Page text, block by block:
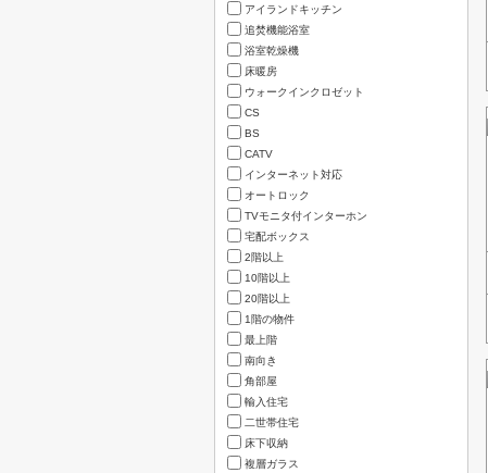
アイランドキッチン
追焚機能浴室
浴室乾燥機
床暖房
ウォークインクロゼット
CS
BS
CATV
インターネット対応
オートロック
TVモニタ付インターホン
宅配ボックス
2階以上
10階以上
20階以上
1階の物件
最上階
南向き
角部屋
輸入住宅
二世帯住宅
床下収納
複層ガラス